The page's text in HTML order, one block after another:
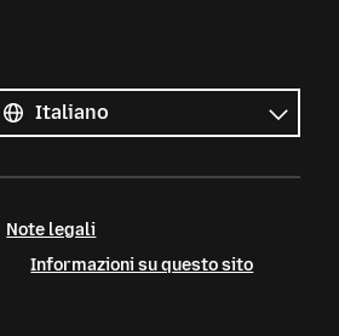
lingue
Note legali
Informazioni su questo sito